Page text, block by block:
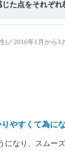
た点をそれぞれ
)／2016年1月から3
やすくて為に
になり、スムー